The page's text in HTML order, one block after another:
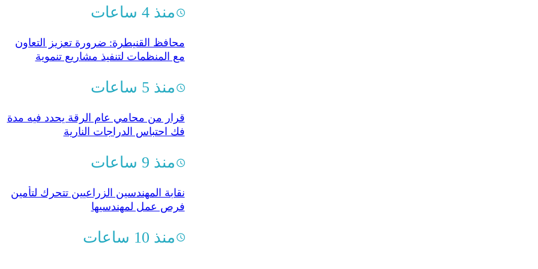
منذ 4 ساعات
محافظ القنيطرة: ضرورة تعزيز التعاون
مع المنظمات لتنفيذ مشاريع تنموية
منذ 5 ساعات
قرار من محامي عام الرقة يحدد فيه مدة
فك احتباس الدراجات النارية
منذ 9 ساعات
نقابة المهندسين الزراعيين تتحرك لتأمين
فرص عمل لمهندسيها
منذ 10 ساعات